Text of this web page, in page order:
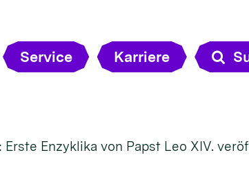
Service Karriere
Erste Enzyklika von Papst Leo XIV.